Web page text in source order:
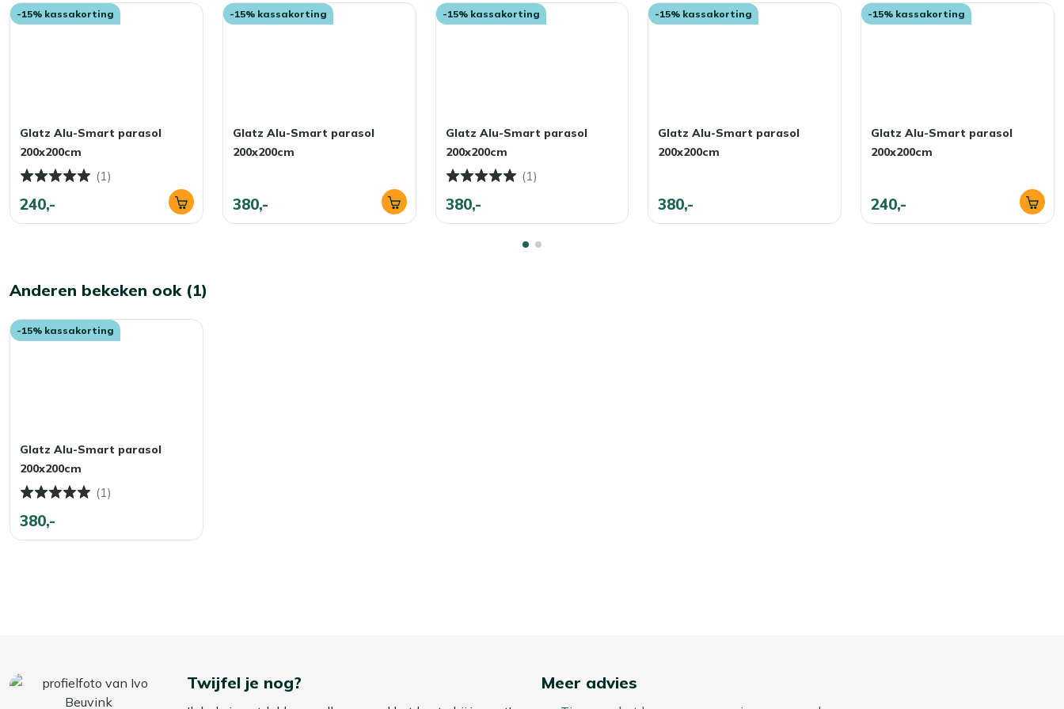
-15% kassakorting
Glatz Alu-Smart parasol
200x200cm
(1)
240,-
-15% kassakorting
Glatz Alu-Smart parasol
200x200cm
380,-
-15% kassakorting
Glatz Alu-Smart parasol
200x200cm
(1)
380,-
-15% kassakorting
Glatz Alu-Smart parasol
200x200cm
380,-
-15% kassakorting
Glatz Alu-Smart parasol
200x200cm
240,-
Anderen bekeken ook (1)
-15% kassakorting
Glatz Alu-Smart parasol
200x200cm
(1)
380,-
Twijfel je nog? Meer advies